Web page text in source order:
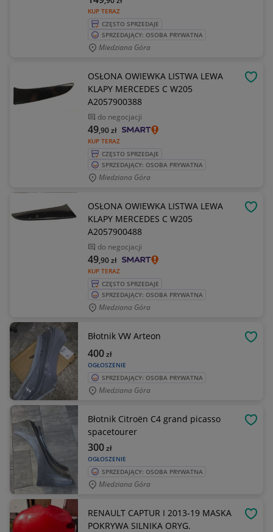
KUP TERAZ
CZĘSTO SPRZEDAJE
SPRZEDAJĄCY: OSOBA PRYWATNA
Miedziana Góra
OSŁONA OWIEWKA LISTWA LEWA
KLAPY MERCEDES C W205
A2057900388
do negocjacji
KUP TERAZ
49,90zł
CZĘSTO SPRZEDAJE
SPRZEDAJĄCY: OSOBA PRYWATNA
Miedziana Góra
OSŁONA OWIEWKA LISTWA LEWA
KLAPY MERCEDES C W205
A2057900488
do negocjacji
KUP TERAZ
49,90zł
CZĘSTO SPRZEDAJE
SPRZEDAJĄCY: OSOBA PRYWATNA
Miedziana Góra
Błotnik VW Arteon
OGŁOSZENIE
400zł
SPRZEDAJĄCY: OSOBA PRYWATNA
Miedziana Góra
Błotnik Citroën C4 grand picasso
spacetourer
OGŁOSZENIE
300zł
SPRZEDAJĄCY: OSOBA PRYWATNA
Miedziana Góra
RENAULT CAPTUR I 2013-19 MASKA
POKRYWA SILNIKA ORYG.